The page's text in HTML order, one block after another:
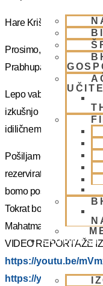
SKUPNOST
Hare Krišna, dragi
Prosimo, sprejmite
Prabhupadu!
Lepo vabljeni na 5-
izkušnjo na DUHOVNI
idiličnem Pohorju.
Pošiljamo vam samo
rezervirate dopust. Več
bomo poslal kasneje.
Tokrat bo z nami Šrila
Mahatma prabhu.
VIDEO REPORTAŽE
https://youtu.be/
https://youtu.be/